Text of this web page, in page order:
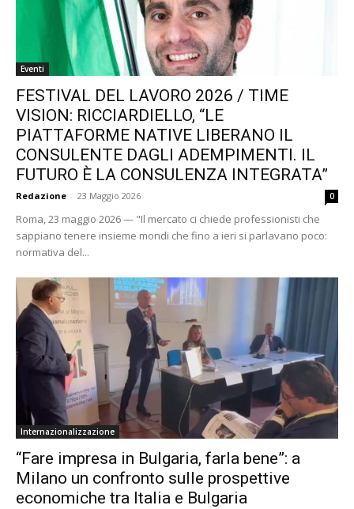
Eventi
FESTIVAL DEL LAVORO 2026 / TIME
VISION: RICCIARDIELLO, “LE
PIATTAFORME NATIVE LIBERANO IL
CONSULENTE DAGLI ADEMPIMENTI. IL
FUTURO È LA CONSULENZA INTEGRATA”
Redazione - 23 Maggio 2026 0
Roma, 23 maggio 2026 — "Il mercato ci chiede professionisti che
sappiano tenere insieme mondi che fino a ieri si parlavano poco:
normativa del...
Internazionalizzazione
“Fare impresa in Bulgaria, farla bene”: a
Milano un confronto sulle prospettive
economiche tra Italia e Bulgaria